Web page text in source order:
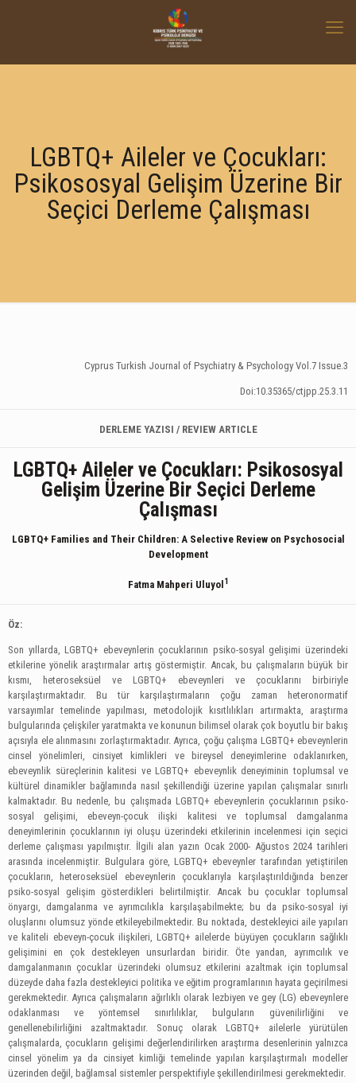
LGBTQ+ Aileler ve Çocukları:
Psikososyal Gelişim Üzerine Bir
Seçici Derleme Çalışması
Cyprus Turkish Journal of Psychiatry & Psychology Vol.7 Issue.3
Doi:10.35365/ctjpp.25.3.11
DERLEME YAZISI / REVIEW ARTICLE
LGBTQ+ Aileler ve Çocukları: Psikososyal
Gelişim Üzerine Bir Seçici Derleme
Çalışması
LGBTQ+ Families and Their Children: A Selective Review on Psychosocial
Development
Fatma Mahperi Uluyol 1
Öz:
Son yıllarda, LGBTQ+ ebeveynlerin çocuklarının psiko-sosyal gelişimi üzerindeki
etkilerine yönelik araştırmalar artış göstermiştir. Ancak, bu çalışmaların büyük bir
kısmı, heteroseksüel ve LGBTQ+ ebeveynleri ve çocuklarını birbiriyle
karşılaştırmaktadır. Bu tür karşılaştırmaların çoğu zaman heteronormatif
varsayımlar temelinde yapılması, metodolojik kısıtlılıkları artırmakta, araştırma
bulgularında çelişkiler yaratmakta ve konunun bilimsel olarak çok boyutlu bir bakış
açısıyla ele alınmasını zorlaştırmaktadır. Ayrıca, çoğu çalışma LGBTQ+ ebeveynlerin
cinsel yönelimleri, cinsiyet kimlikleri ve bireysel deneyimlerine odaklanırken,
ebeveynlik süreçlerinin kalitesi ve LGBTQ+ ebeveynlik deneyiminin toplumsal ve
kültürel dinamikler bağlamında nasıl şekillendiği üzerine yapılan çalışmalar sınırlı
kalmaktadır. Bu nedenle, bu çalışmada LGBTQ+ ebeveynlerin çocuklarının psiko-
sosyal gelişimi, ebeveyn-çocuk ilişki kalitesi ve toplumsal damgalanma
deneyimlerinin çocuklarının iyi oluşu üzerindeki etkilerinin incelenmesi için seçici
derleme çalışması yapılmıştır. İlgili alan yazın Ocak 2000- Ağustos 2024 tarihleri
arasında incelenmiştir. Bulgulara göre, LGBTQ+ ebeveynler tarafından yetiştirilen
çocukların, heteroseksüel ebeveynlerin çocuklarıyla karşılaştırıldığında benzer
psiko-sosyal gelişim gösterdikleri belirtilmiştir. Ancak bu çocuklar toplumsal
önyargı, damgalanma ve ayrımcılıkla karşılaşabilmekte; bu da psiko-sosyal iyi
oluşlarını olumsuz yönde etkileyebilmektedir. Bu noktada, destekleyici aile yapıları
ve kaliteli ebeveyn-çocuk ilişkileri, LGBTQ+ ailelerde büyüyen çocukların sağlıklı
gelişimini en çok destekleyen unsurlardan biridir. Öte yandan, ayrımcılık ve
damgalanmanın çocuklar üzerindeki olumsuz etkilerini azaltmak için toplumsal
düzeyde daha fazla destekleyici politika ve eğitim programlarının hayata geçirilmesi
gerekmektedir. Ayrıca çalışmaların ağırlıklı olarak lezbiyen ve gey (LG) ebeveynlere
odaklanması ve yöntemsel sınırlılıklar, bulguların güvenilirliğini ve
genellenebilirliğini azaltmaktadır. Sonuç olarak LGBTQ+ ailelerle yürütülen
çalışmalarda, çocukların gelişimi değerlendirilirken araştırma desenlerinin yalnızca
cinsel yönelim ya da cinsiyet kimliği temelinde yapılan karşılaştırmalı modeller
üzerinden değil, bağlamsal sistemler perspektifiyle şekillendirilmesi gerekmektedir.